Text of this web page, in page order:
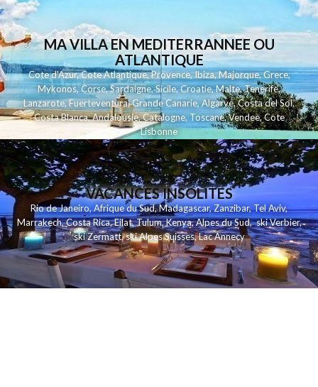
MA VILLA EN MEDITERRANNEE OU
ATLANTIQUE
Cote d'Azur,Cote Atlantique,Provence,Ibiza,Majorque,Grece,
Mykonos,Corse,Sardaigne,Sicile,Croatie,Malte,Tenerife,
Lanzarote,Fuerteventura,Grande Canarie,Algarve,Costa del Sol,
Costa Blanca,Andalousie,Catalogne,Toscane,Vendee,Cote
Lisbonne
VACANCES INSOLITES
Rio de Janeiro,Afrique du Sud,Madagascar,Zanzibar,Tel Aviv,
Marrakech,Costa Rica,Eilat,Tulum,Kenya,Alpes du Sud,ski Verbier,
ski Zermatt,ski Alpes Suisses,Lac Annecy